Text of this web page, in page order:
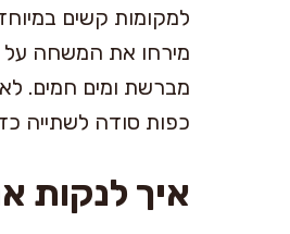
מברשת ומים חמים.
כפות סודה לשתייה
איך לנקות